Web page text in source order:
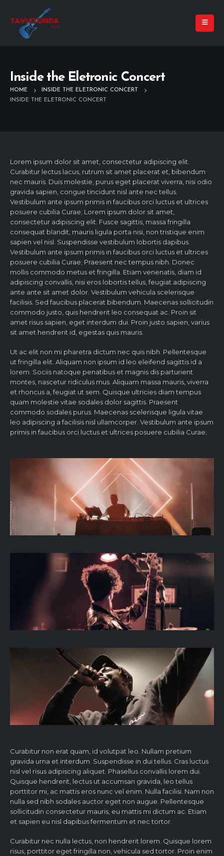
Inside the Eletronic Concert
HOME
INSIDE THE ELETRONIC CONCERT
INSIDE THE ELETRONIC CONCERT
Lorem ipsum dolor sit amet, consectetur adipiscing elit.
Curabitur lectus lacus, rutrum sit amet placerat et, bibendum
nec mauris. Duis molestie, purus eget placerat viverra, nisi odio
gravida sapien, congue tincidunt nisl ante nec tellus.
Vestibulum ante ipsum primis in faucibus orci luctus et ultrices
posuere cubilia Curae; Lorem ipsum dolor sit amet,
consectetur adipiscing elit. Fusce sagittis, massa fringilla
consequat blandit, mauris ligula porta nisi, non tristique enim
sapien vel nisl. Suspendisse vestibulum lobortis dapibus.
Vestibulum ante ipsum primis in faucibus orci luctus et ultrices
posuere cubilia Curae; Praesent nec tempus nibh. Donec
mollis commodo metus et fringilla. Etiam venenatis, diam id
adipiscing convallis, nisi eros lobortis tellus, feugiat adipiscing
ante ante sit amet dolor. Vestibulum vehicula scelerisque
facilisis. Sed faucibus placerat bibendum. Maecenas sollicitudin
commodo justo, quis hendrerit leo consequat ac. Proin sit
amet risus sapien, eget interdum dui. Proin justo sapien, varius
sit amet hendrerit id, egestas quis mauris.
Ut ac elit non mi pharetra dictum nec quis nibh. Pellentesque
ut fringilla elit. Aliquam non ipsum id leo eleifend sagittis id a
lorem. Sociis natoque penatibus et magnis dis parturient
montes, nascetur ridiculus mus. Aliquam massa mauris, viverra
et rhoncus a, feugiat ut sem. Quisque ultricies diam tempus
quam molestie vitae sodales dolor sagittis. Praesent
commodo sodales purus. Maecenas scelerisque ligula vitae
leo adipiscing a facilisis nisl ullamcorper. Vestibulum ante ipsum
primis in faucibus orci luctus et ultrices posuere cubilia Curae;
Curabitur non erat quam, id volutpat leo. Nullam pretium
gravida urna et interdum. Suspendisse in dui tellus. Cras luctus
nisl vel risus adipiscing aliquet. Phasellus convallis lorem dui.
Quisque hendrerit, lectus ut accumsan gravida, leo tellus
porttitor mi, ac mattis eros nunc vel enim. Nulla facilisi. Nam non
nulla sed nibh sodales auctor eget non augue. Pellentesque
sollicitudin consectetur mauris, eu mattis mi dictum ac. Etiam
et sapien eu nisl dapibus fermentum et nec tortor.
Curabitur nec nulla lectus, non hendrerit lorem. Quisque lorem
risus, porttitor eget fringilla non, vehicula sed tortor. Proin enim